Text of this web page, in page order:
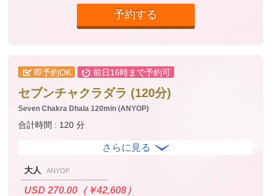
予約する
即予約OK 前日16時まで予約可
セブンチャクラダラ (120分)
Seven Chakra Dhala 120min (ANYOP)
合計時間 : 120 分
大人 ANYOP
USD 270.00（￥42,608）